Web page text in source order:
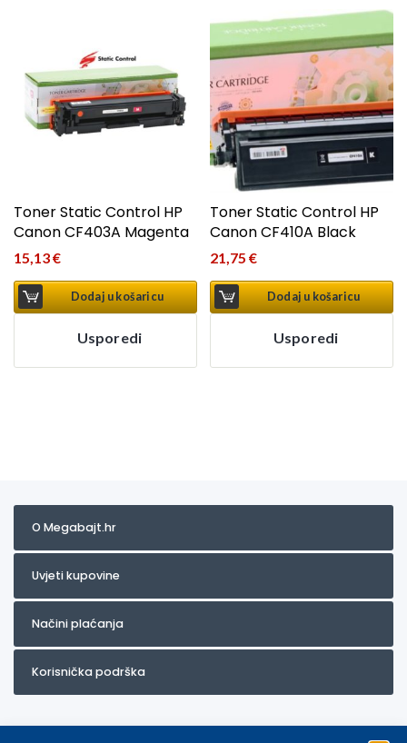
Toner Static Control HP
Canon CF403A Magenta
15,13€
Dodaj u košaricu
Usporedi
Toner Static Control HP
Canon CF410A Black
21,75€
Dodaj u košaricu
Usporedi
O Megabajt.hr
Uvjeti kupovine
Načini plaćanja
Korisnička podrška